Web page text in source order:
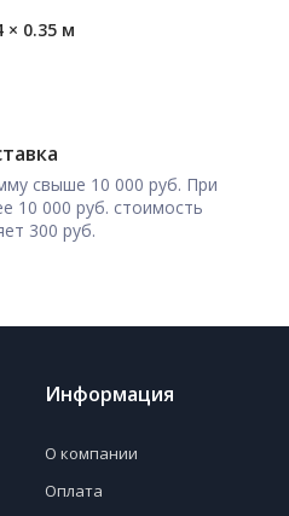
× 0.35 м
свыше 10 000 руб. При
10 000 руб. стоимость
300 руб.
Информация
О компании
Оплата